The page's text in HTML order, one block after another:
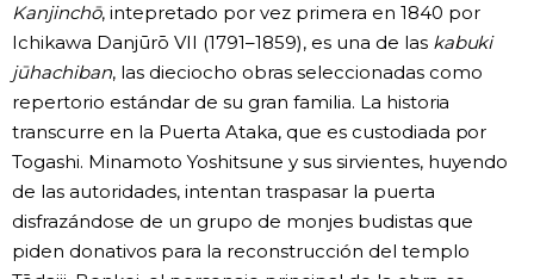
Kanjinchō, intepretado por vez primera en 1840 por
Ichikawa Danjūrō VII (1791–1859), es una de las kabuki
jūhachiban, las dieciocho obras seleccionadas como
repertorio estándar de su gran familia. La historia
transcurre en la Puerta Ataka, que es custodiada por
Togashi. Minamoto Yoshitsune y sus sirvientes, huyendo
de las autoridades, intentan traspasar la puerta
disfrazándose de un grupo de monjes budistas que
piden donativos para la reconstrucción del templo